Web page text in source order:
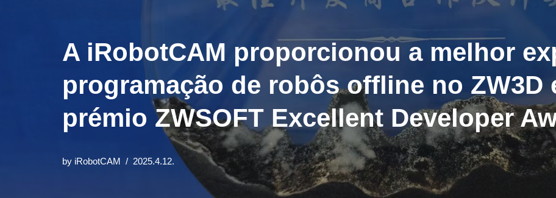
A iRobotCAM proporcionou a melhor
programação de robôs offline no ZW3D
prémio ZWSOFT Excellent Developer
by iRobotCAM 2025.4.12.